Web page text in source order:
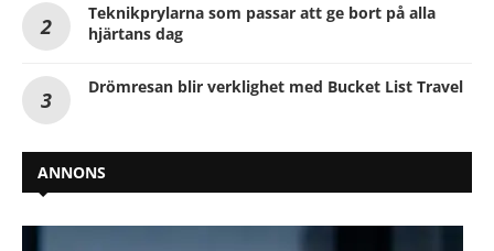
Teknikprylarna som passar att ge bort på alla
hjärtans dag
Drömresan blir verklighet med Bucket List Travel
ANNONS